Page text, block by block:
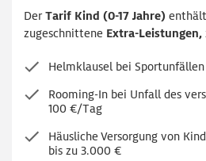
DerTarif Kind (0-17 Jahre)
zugeschnittene Extra-Leistungen,
Helmklausel bei Sportunfällen
Rooming-In bei Unfall des
100 €/Tag
Häusliche Versorgung von
bis zu 3.000 €